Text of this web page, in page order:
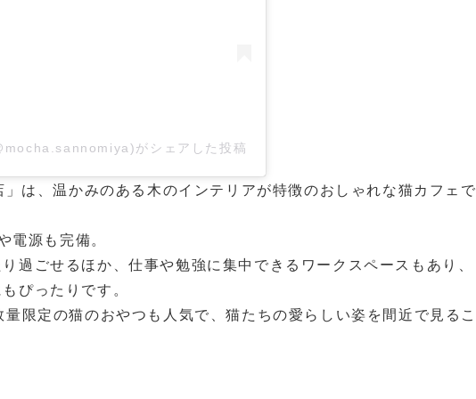
がシェアした投稿
」は、温かみのある木のインテリアが特徴のおしゃれな猫カフェで
源も完備。
過ごせるほか、仕事や勉強に集中できるワークスペースもあり、
ぴったりです。
限定の猫のおやつも人気で、猫たちの愛らしい姿を間近で見るこ